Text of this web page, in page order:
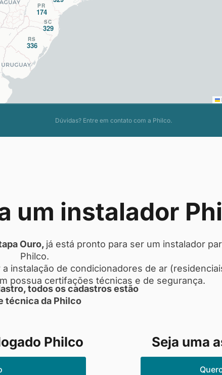
RS
336
SC
329
PR
174
Dúvidas? Entre em contato com a Philco.
um instalador
Ouro, já está pronto para ser um instalador
Philco.
instalação de condicionadores de ar
possua certifações técnicas e de segurança.
todos os cadastros estão
técnica da Philco
Philco Seja uma